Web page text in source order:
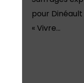
pour Dinéault
« Vivre...